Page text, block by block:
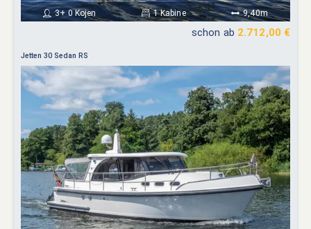
3+ 0 Kojen 1 Kabine 9,40m
schon ab 2.712,00 €
Jetten 30 Sedan RS